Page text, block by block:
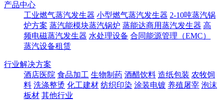
产品中心
工业燃气蒸汽发生器 小型燃气蒸汽发生器 2-10吨蒸汽锅
炉方案 蒸汽能模块蒸汽锅炉 蒸能达商用蒸汽发生器 高
频电磁蒸汽发生器 水处理设备 合同能源管理（EMC）
蒸汽设备租赁
行业解决方案
酒店医院 食品加工 生物制药 酒醋饮料 造纸包装 农牧饲
料 洗涤整烫 化工建材 纺织印染 涂装电镀 养殖屠宰 泡沫
板材 其他行业